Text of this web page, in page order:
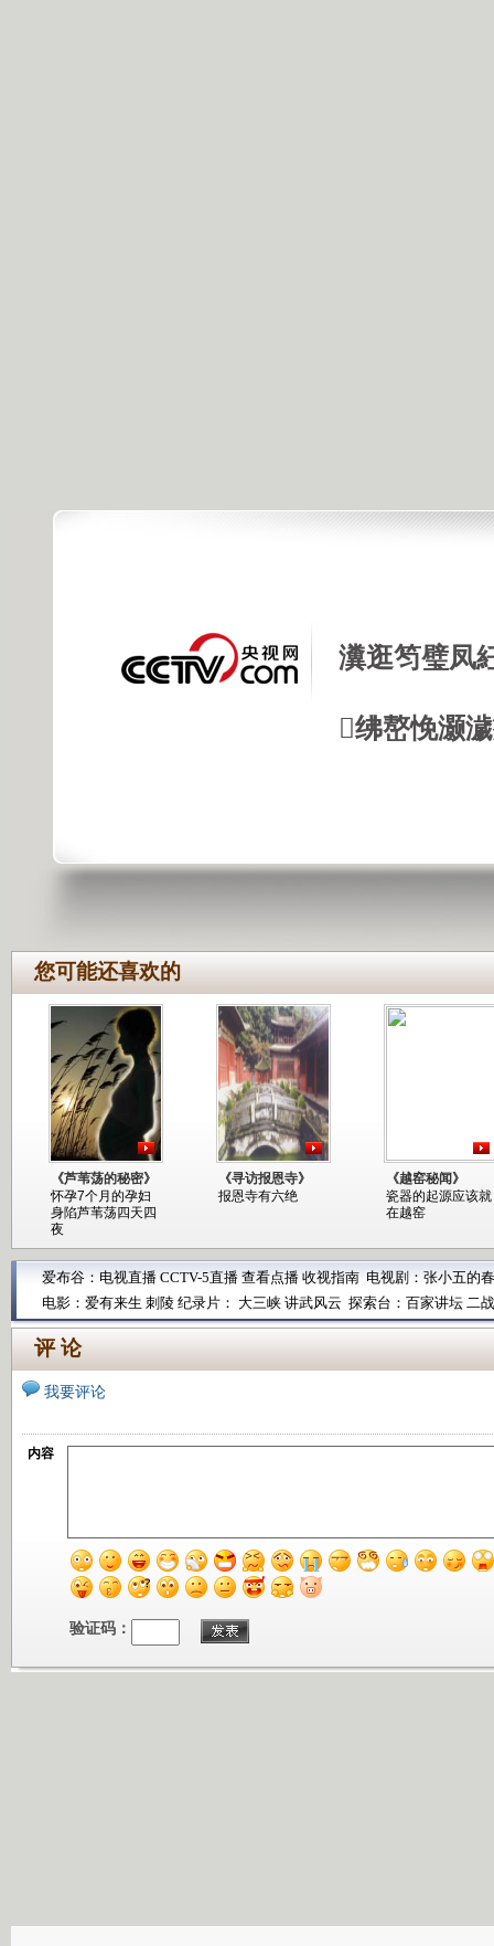
瀵逛笉璧凤
绋嶅悗灏
您可能还喜欢的
《芦苇荡的秘密》
怀孕7个月的孕妇
身陷芦苇荡四天四
夜
《寻访报恩寺》
报恩寺有六绝
《越窑秘闻》
瓷器的起源应该就
在越窑
爱布谷： 电视直播 CCTV-5直播 查看点播 收视指南 电视剧： 张小五的
电影： 爱有来生 刺陵 纪录片： 大三峡 讲武风云 探索台： 百家讲坛 二
评 论
我要评论
内容
验证码：